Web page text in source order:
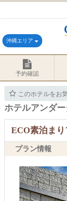
沖縄エリア
予約確認
このホテルをお
ホテルアンダ
ECO素泊ま
プラン情報